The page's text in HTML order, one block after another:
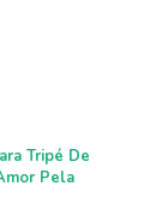
Tripé De
Pela